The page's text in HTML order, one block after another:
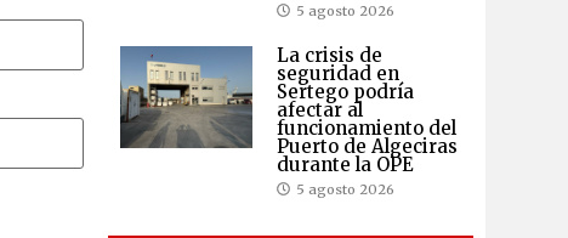
5 agosto 2026
La crisis de
seguridad en
Sertego podría
afectar al
funcionamiento del
Puerto de Algeciras
durante la OPE
5 agosto 2026